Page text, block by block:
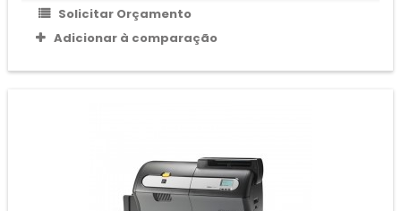
Solicitar Orçamento
Adicionar à comparação